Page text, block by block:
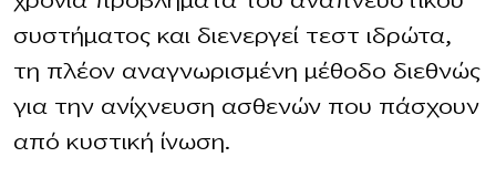
συστήματος και διενεργεί τεστ ιδρώτα,
τη πλέον αναγνωρισμένη μέθοδο διεθνώς
για την ανίχνευση ασθενών που πάσχουν
από κυστική ίνωση.